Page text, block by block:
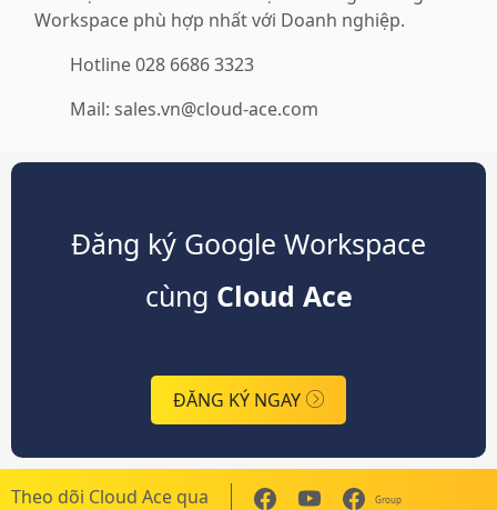
Workspace phù hợp nhất với Doanh nghiệp.
Hotline 028 6686 3323
Mail: sales.vn@cloud-ace.com
Đăng ký Google Workspace
cùng Cloud Ace
ĐĂNG KÝ NGAY
Theo dõi Cloud Ace qua Group